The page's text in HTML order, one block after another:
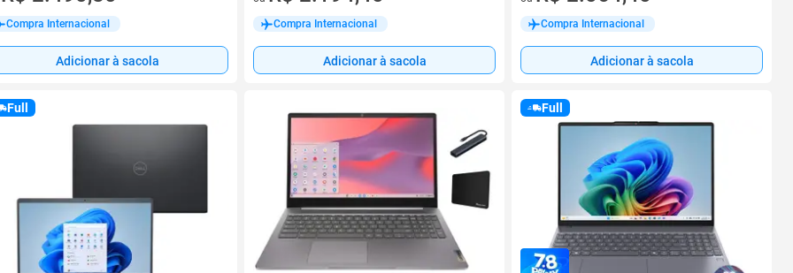
Compra Internacional
Adicionar à sacola
Compra Internacional
Adicionar à sacola
Compra Internacional
Adicionar à sacola
Full Full